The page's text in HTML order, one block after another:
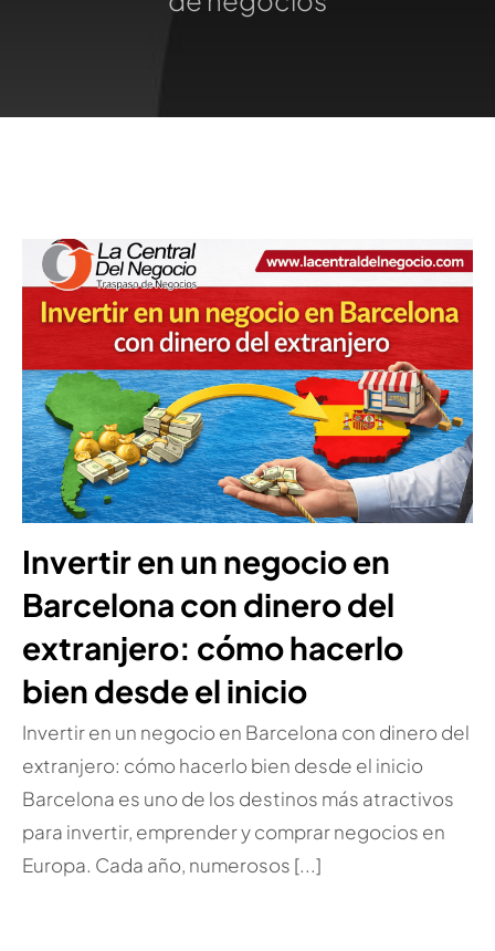
Invertir en un negocio en
Barcelona con dinero del
extranjero: cómo hacerlo
bien desde el inicio
Invertir en un negocio en Barcelona con dinero del
extranjero: cómo hacerlo bien desde el inicio
Barcelona es uno de los destinos más atractivos
para invertir, emprender y comprar negocios en
Europa. Cada año, numerosos [...]